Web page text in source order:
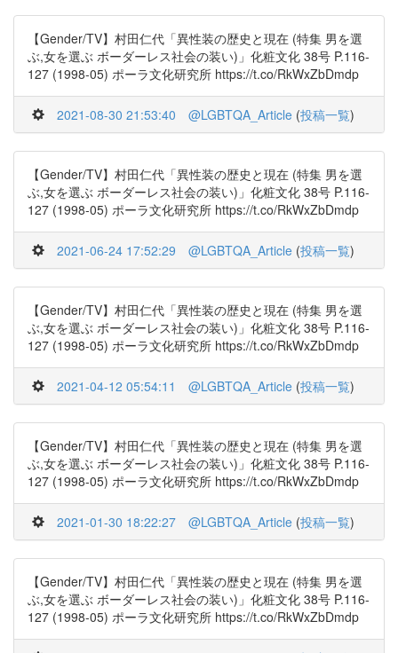
【Gender/TV】村田仁代「異性装の歴史と現在 (特集 男を選
ぶ,女を選ぶ ボーダーレス社会の装い)」化粧文化 38号 P.116-
127 (1998-05) ポーラ文化研究所 https://t.co/RkWxZbDmdp
2021-08-30 21:53:40 @LGBTQA_Article (投稿一覧)
【Gender/TV】村田仁代「異性装の歴史と現在 (特集 男を選
ぶ,女を選ぶ ボーダーレス社会の装い)」化粧文化 38号 P.116-
127 (1998-05) ポーラ文化研究所 https://t.co/RkWxZbDmdp
2021-06-24 17:52:29 @LGBTQA_Article (投稿一覧)
【Gender/TV】村田仁代「異性装の歴史と現在 (特集 男を選
ぶ,女を選ぶ ボーダーレス社会の装い)」化粧文化 38号 P.116-
127 (1998-05) ポーラ文化研究所 https://t.co/RkWxZbDmdp
2021-04-12 05:54:11 @LGBTQA_Article (投稿一覧)
【Gender/TV】村田仁代「異性装の歴史と現在 (特集 男を選
ぶ,女を選ぶ ボーダーレス社会の装い)」化粧文化 38号 P.116-
127 (1998-05) ポーラ文化研究所 https://t.co/RkWxZbDmdp
2021-01-30 18:22:27 @LGBTQA_Article (投稿一覧)
【Gender/TV】村田仁代「異性装の歴史と現在 (特集 男を選
ぶ,女を選ぶ ボーダーレス社会の装い)」化粧文化 38号 P.116-
127 (1998-05) ポーラ文化研究所 https://t.co/RkWxZbDmdp